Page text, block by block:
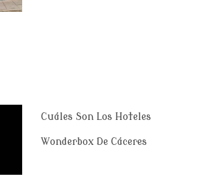
Cuáles Son Los Hoteles
Wonderbox De Cáceres